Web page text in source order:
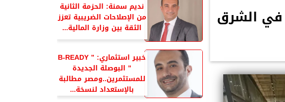
في الشرق
نديم سمنة: الحزمة الثانية
من الإصلاحات الضريبية تعزز
الثقة بين وزارة المالية...
خبير استثماري: ” B-READY
” البوصلة الجديدة
للمستثمرين..ومصر مطالبة
بالإستعداد لنسخة...